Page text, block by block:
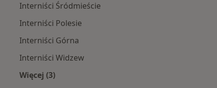
Interniści Śródmieście
Interniści Polesie
Interniści Górna
Interniści Widzew
Więcej (3)